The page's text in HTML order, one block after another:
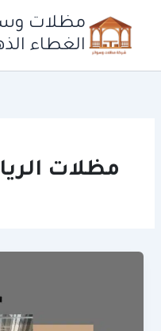
المحتوى
مظلات
الغطاء
مظلات